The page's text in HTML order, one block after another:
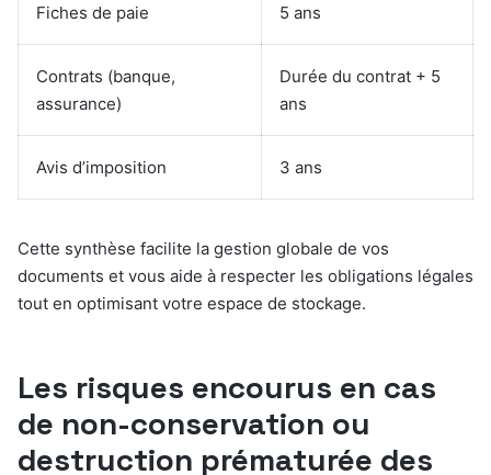
Fiches de paie 5 ans
Contrats (banque,
assurance)
Durée du contrat + 5
ans
Avis d’imposition 3 ans
Cette synthèse facilite la gestion globale de vos
documents et vous aide à respecter les obligations légales
tout en optimisant votre espace de stockage.
Les risques encourus en cas
de non-conservation ou
destruction prématurée des